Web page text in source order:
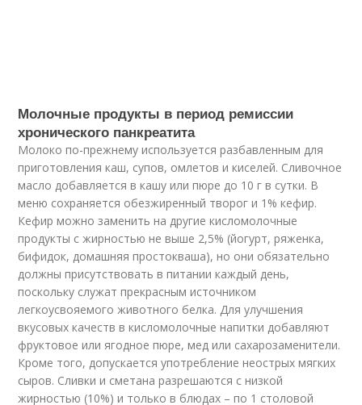
Молочные продукты в период ремиссии
хронического панкреатита
Молоко по-прежнему используется разбавленным для
приготовления каш, супов, омлетов и киселей. Сливочное
масло добавляется в кашу или пюре до 10 г в сутки. В
меню сохраняется обезжиренный творог и 1% кефир.
Кефир можно заменить на другие кисломолочные
продукты с жирностью не выше 2,5% (йогурт, ряженка,
бифидок, домашняя простокваша), но они обязательно
должны присутствовать в питании каждый день,
поскольку служат прекрасным источником
легкоусвояемого животного белка. Для улучшения
вкусовых качеств в кисломолочные напитки добавляют
фруктовое или ягодное пюре, мед или сахарозаменители.
Кроме того, допускается употребление неострых мягких
сыров. Сливки и сметана разрешаются с низкой
жирностью (10%) и только в блюдах – по 1 столовой